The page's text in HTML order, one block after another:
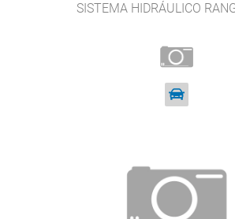
SISTEMA HIDRÁULICO